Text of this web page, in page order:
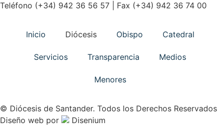
Teléfono (+34) 942 36 56 57 | Fax (+34) 942 36 74 00
Inicio Diócesis Obispo Catedral
Servicios Transparencia Medios
Menores
© Diócesis de Santander. Todos los Derechos Reservados
Diseño web por Disenium